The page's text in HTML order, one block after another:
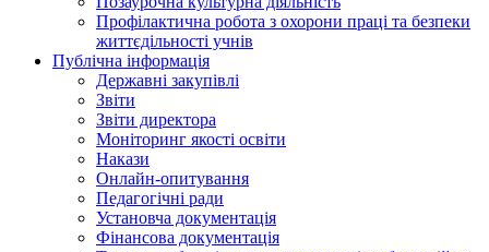
Профілактична робота з охорони праці та безпеки
життєдільності учнів
Публічна інформація
Державні закупівлі
Звіти
Звіти директора
Моніторинг якості освіти
Накази
Онлайн-опитування
Педагогічні ради
Установча документація
Фінансова документація